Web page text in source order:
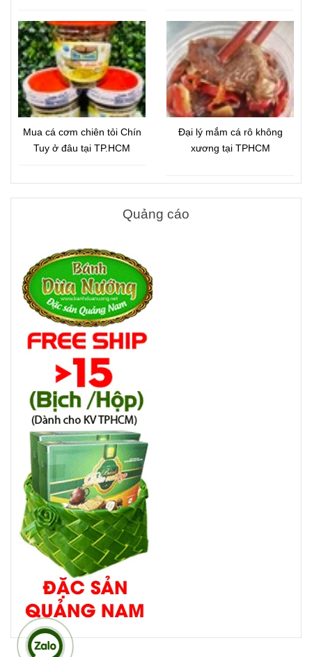
Chất Lượng
Mua cá cơm chiên tỏi Chín
Tuy ở đâu tại TP.HCM
Đại lý mắm cá rô không
xương tại TPHCM
Quảng cáo